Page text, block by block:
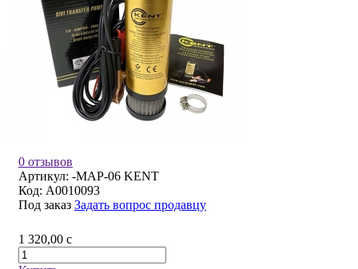
0 отзывов
Артикул: -MAP-06 KENT
Код: A0010093
Под заказ Задать вопрос продавцу
1 320,00 c